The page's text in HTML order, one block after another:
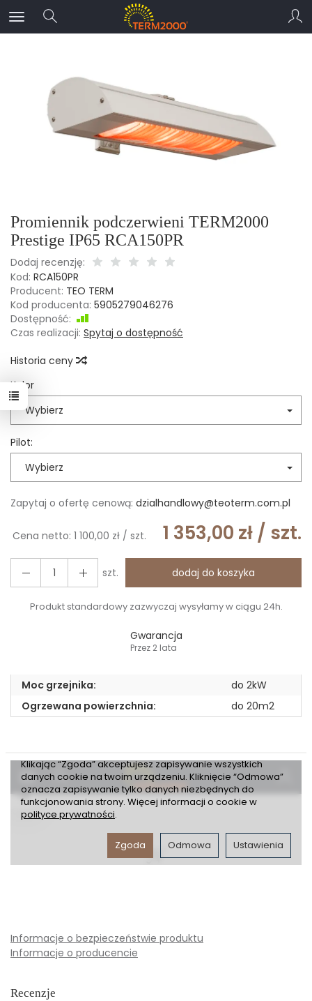
Promiennik podczerwieni TERM2000
Prestige IP65 RCA150PR
Dodaj recenzję:
Kod: RCA150PR
Producent: TEO TERM
Kod producenta: 5905279046276
Dostępność:
Czas realizacji: Spytaj o dostępność
Historia ceny
Kolor
Wybierz
Pilot:
Wybierz
Zapytaj o ofertę cenową: dzialhandlowy@teoterm.com.pl
Cena netto: 1 100,00 zł / szt. 1 353,00 zł / szt.
szt. dodaj do koszyka
Produkt standardowy zazwyczaj wysyłamy w ciągu 24h.
Gwarancja
Przez 2 lata
Moc grzejnika:
do 2kW
Ogrzewana powierzchnia:
do 20m2
Informacje o bezpieczeństwie produktu
Informacje o producencie
Recenzje